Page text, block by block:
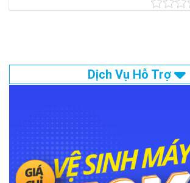
Dịch Vụ Hỗ Trợ